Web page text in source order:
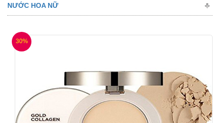
NƯỚC HOA NỮ
30%